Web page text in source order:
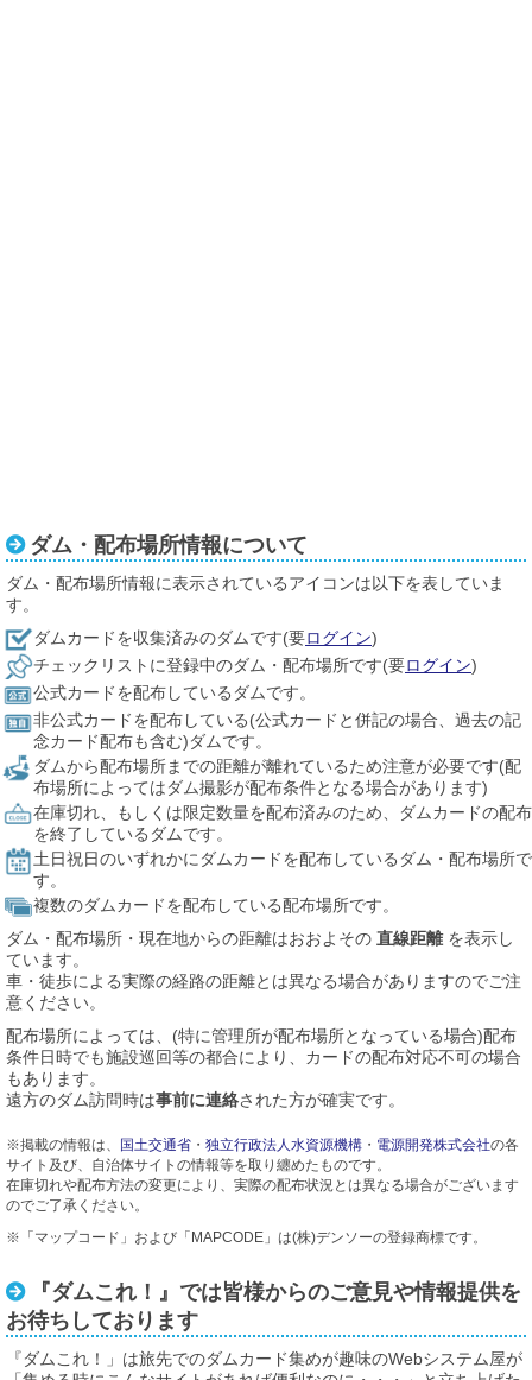
ダム・配布場所情報について
ダム・配布場所情報に表示されているアイコンは以下を表していま
す。
ダムカードを収集済みのダムです(要ログイン)
チェックリストに登録中のダム・配布場所です(要ログイン)
公式カードを配布しているダムです。
非公式カードを配布している(公式カードと併記の場合、過去の記
念カード配布も含む)ダムです。
ダムから配布場所までの距離が離れているため注意が必要です(配
布場所によってはダム撮影が配布条件となる場合があります)
在庫切れ、もしくは限定数量を配布済みのため、ダムカードの配布
を終了しているダムです。
土日祝日のいずれかにダムカードを配布しているダム・配布場所で
す。
複数のダムカードを配布している配布場所です。
ダム・配布場所・現在地からの距離はおおよその 直線距離を表示し
ています。
車・徒歩による実際の経路の距離とは異なる場合がありますのでご注
意ください。
配布場所によっては、(特に管理所が配布場所となっている場合)配布
条件日時でも施設巡回等の都合により、カードの配布対応不可の場合
もあります。
遠方のダム訪問時は事前に連絡された方が確実です。
※掲載の情報は、 国土交通省 ・ 独立行政法人水資源機構 ・ 電源開発株式会社の各
サイト及び、自治体サイトの情報等を取り纏めたものです。
在庫切れや配布方法の変更により、実際の配布状況とは異なる場合がございます
のでご了承ください。
※「マップコード」および「MAPCODE」は(株)デンソーの登録商標です。
『ダムこれ！』では皆様からのご意見や情報提供を
お待ちしております
『ダムこれ！」は旅先でのダムカード集めが趣味のWebシステム屋が